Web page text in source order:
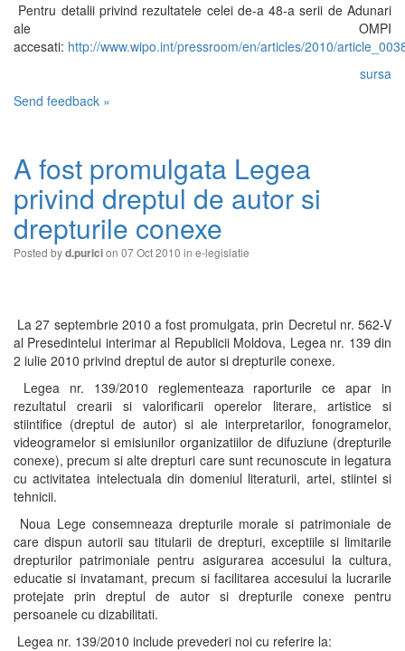
Pentru detalii privind rezultatele celei de-a 48-a serii de Adunari
ale OMPI
accesati: http://www.wipo.int/pressroom/en/articles/2010/
sursa
Send feedback »
A fost promulgata Legea
privind dreptul de autor si
drepturile conexe
Posted byd.puricion 07 Oct 2010 in e-legislatie
La 27 septembrie 2010 a fost promulgata, prin Decretul nr. 562-V
al Presedintelui interimar al Republicii Moldova, Legea nr. 139 din
2 iulie 2010 privind dreptul de autor si drepturile conexe.
Legea nr. 139/2010 reglementeaza raporturile ce apar in
rezultatul crearii si valorificarii operelor literare, artistice si
stiintifice (dreptul de autor) si ale interpretarilor, fonogramelor,
videogramelor si emisiunilor organizatiilor de difuziune (drepturile
conexe), precum si alte drepturi care sunt recunoscute in legatura
cu activitatea intelectuala din domeniul literaturii, artei, stiintei si
tehnicii.
Noua Lege consemneaza drepturile morale si patrimoniale de
care dispun autorii sau titularii de drepturi, exceptiile si limitarile
drepturilor patrimoniale pentru asigurarea accesului la cultura,
educatie si invatamant, precum si facilitarea accesului la lucrarile
protejate prin dreptul de autor si drepturile conexe pentru
persoanele cu dizabilitati.
Legea nr. 139/2010 include prevederi noi cu referire la: